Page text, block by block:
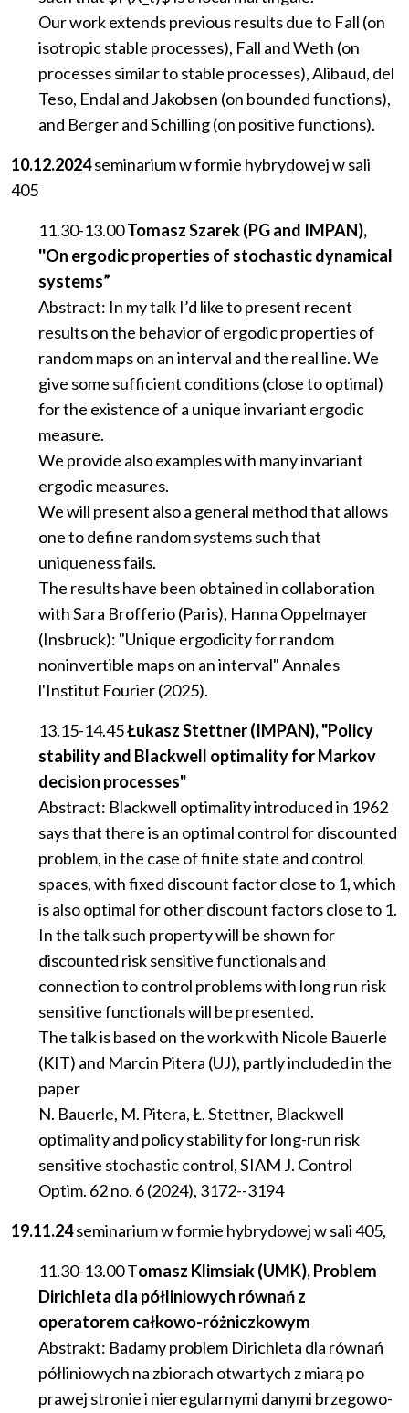
Our work extends previous results due to Fall (on
isotropic stable processes), Fall and Weth (on
processes similar to stable processes), Alibaud, del
Teso, Endal and Jakobsen (on bounded functions),
and Berger and Schilling (on positive functions).
10.12.2024seminariumwformie hybrydowejwsali
405
11.30-13.00Tomasz Szarek (PG and IMPAN),
''On ergodic properties of stochastic dynamical
systems”
Abstract: In my talk I’d like to present recent
results on the behavior of ergodic properties of
random maps on an interval and the real line. We
give some sufficient conditions (close to optimal)
for the existence of a unique invariant ergodic
measure.
We provide also examples with many invariant
ergodic measures.
We will present also a general method that allows
one to define random systems such that
uniqueness fails.
The results have been obtained in collaboration
with Sara Brofferio (Paris), Hanna Oppelmayer
(Insbruck): "Unique ergodicity for random
noninvertible maps on an interval" Annales
l'Institut Fourier (2025).
13.15-14.45Łukasz Stettner (IMPAN), "Policy
stability and Blackwell optimality for Markov
decision processes"
Abstract: Blackwell optimality introduced in 1962
says that there is an optimal control for discounted
problem, in the case of finite state and control
spaces, with fixed discount factor close to 1, which
is also optimal for other discount factors close to 1.
In the talk such property will be shown for
discounted risk sensitive functionals and
connection to control problems with long run risk
sensitive functionals will be presented.
The talk is based on the work with Nicole Bauerle
(KIT) and Marcin Pitera (UJ), partly included in the
paper
N. Bauerle, M. Pitera, Ł. Stettner, Blackwell
optimality and policy stability for long-run risk
sensitive stochastic control, SIAM J. Control
Optim. 62 no. 6 (2024), 3172--3194
19.11.24seminariumwformie hybrydowejwsali405,
11.30-13.00 Tomasz Klimsiak​ (​UMK), Problem
Dirichleta dla półliniowych równań z
operatorem całkowo-różniczkowym
Abstrakt: Badamy problem Dirichleta dla równań
półliniowych na zbiorach otwartych z miarą po
prawej stronie i nieregularnymi danymi brzegowo-